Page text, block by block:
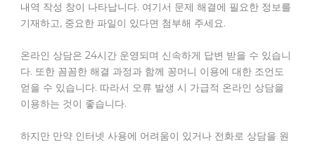
내역 작성 창이 나타납니다. 여기서 문제 해결에 필요한 정보를
기재하고, 중요한 파일이 있다면 첨부해 주세요.
온라인 상담은 24시간 운영되며 신속하게 답변 받을 수 있습니
다. 또한 꼼꼼한 해결 과정과 함께 꽁머니 이용에 대한 조언도
얻을 수 있습니다. 따라서 오류 발생 시 가급적 온라인 상담을
이용하는 것이 좋습니다.
하지만 만약 인터넷 사용에 어려움이 있거나 전화로 상담을 원